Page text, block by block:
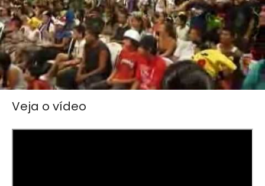
Veja o vídeo